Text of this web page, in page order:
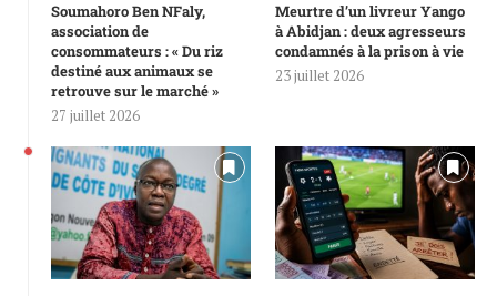
Soumahoro Ben NFaly,
association de
consommateurs : « Du riz
destiné aux animaux se
retrouve sur le marché »
27 juillet 2026
Meurtre d’un livreur Yango
à Abidjan : deux agresseurs
condamnés à la prison à vie
23 juillet 2026